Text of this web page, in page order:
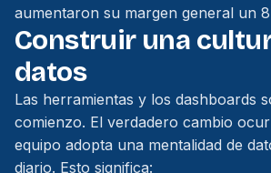
aumentaron su margen general un
Construir una
datos
Las herramientas y los dashboards
comienzo. El verdadero cambio
equipo adopta una mentalidad de
diario. Esto significa: